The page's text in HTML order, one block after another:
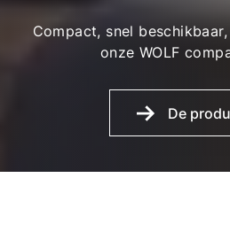
Compact, snel
onze WOLF
De